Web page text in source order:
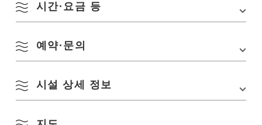
주소
〒759-4103 야마구치현 나가토시 후카가와 유모토
TEL
시간·요금 등
요금 예약·문의
별저 음신시설 상세 정보